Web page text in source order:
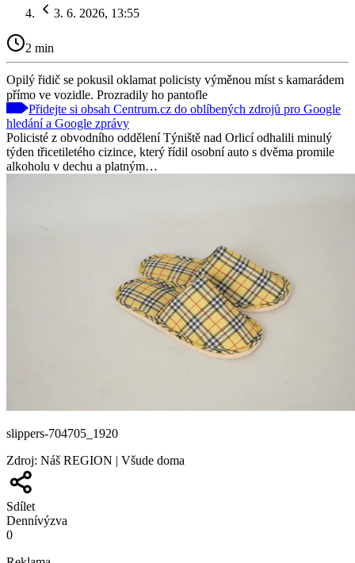
3. 6. 2026, 13:55
2 min
Opilý řidič se pokusil oklamat policisty výměnou míst s kamarádem
přímo ve vozidle. Prozradily ho pantofle
Přidejte si obsah Centrum.cz do oblíbených zdrojů pro Google
hledání a Google zprávy
Policisté z obvodního oddělení Týniště nad Orlicí odhalili minulý
týden třicetiletého cizince, který řídil osobní auto s dvěma promile
alkoholu v dechu a platným…
slippers-704705_1920
Zdroj: Náš REGION | Všude doma
Sdílet
Dennívýzva
0